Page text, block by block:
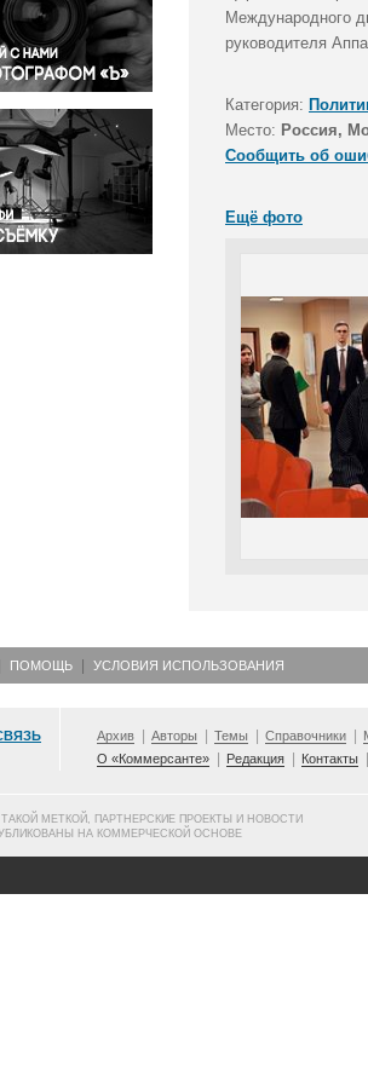
и конфликты
жизнь
и бизнес
Международного
руководителя
Категория:
Место: Россия,
Сообщить об
Ещё фото
ПОМОЩЬ УСЛОВИЯ ИСПОЛЬЗОВАНИЯ
Архив Авторы Темы Справочники
О «Коммерсанте»
Редакция Контакты
МЕТКОЙ, ПАРТНЕРСКИЕ ПРОЕКТЫ И НОВОСТИ
НА КОММЕРЧЕСКОЙ ОСНОВЕ